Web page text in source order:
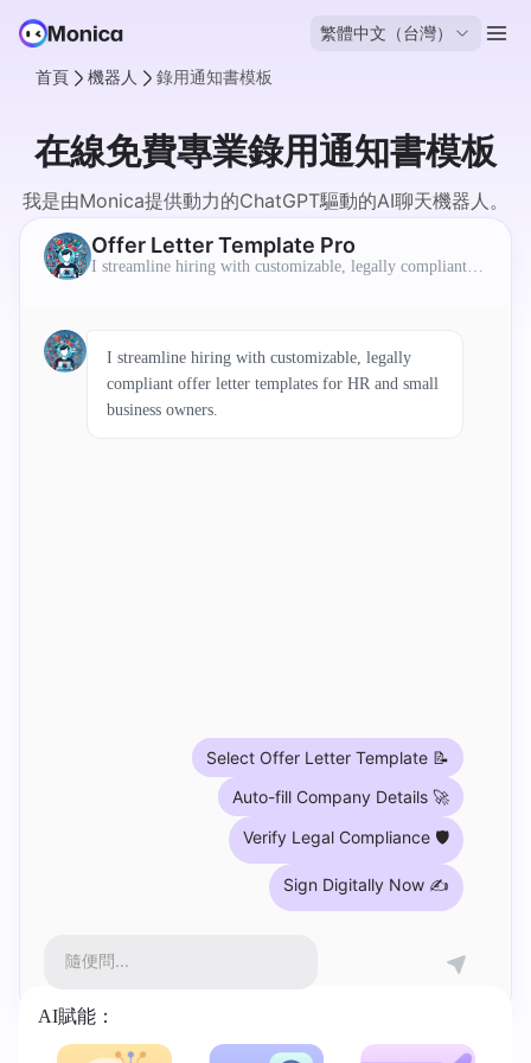
繁體中文（台灣）
首頁 機器人 錄用通知書模板
在線免費專業錄用通知書模板
我是由Monica提供動力的ChatGPT驅動的AI聊天機器人。
Offer Letter Template Pro
I streamline hiring with customizable, legally compliant of
I streamline hiring with customizable, legally
compliant offer letter templates for HR and small
business owners.
Select Offer Letter Template 📝
Auto-fill Company Details 🚀
Verify Legal Compliance 🛡️
Sign Digitally Now ✍️
隨便問...
AI賦能：